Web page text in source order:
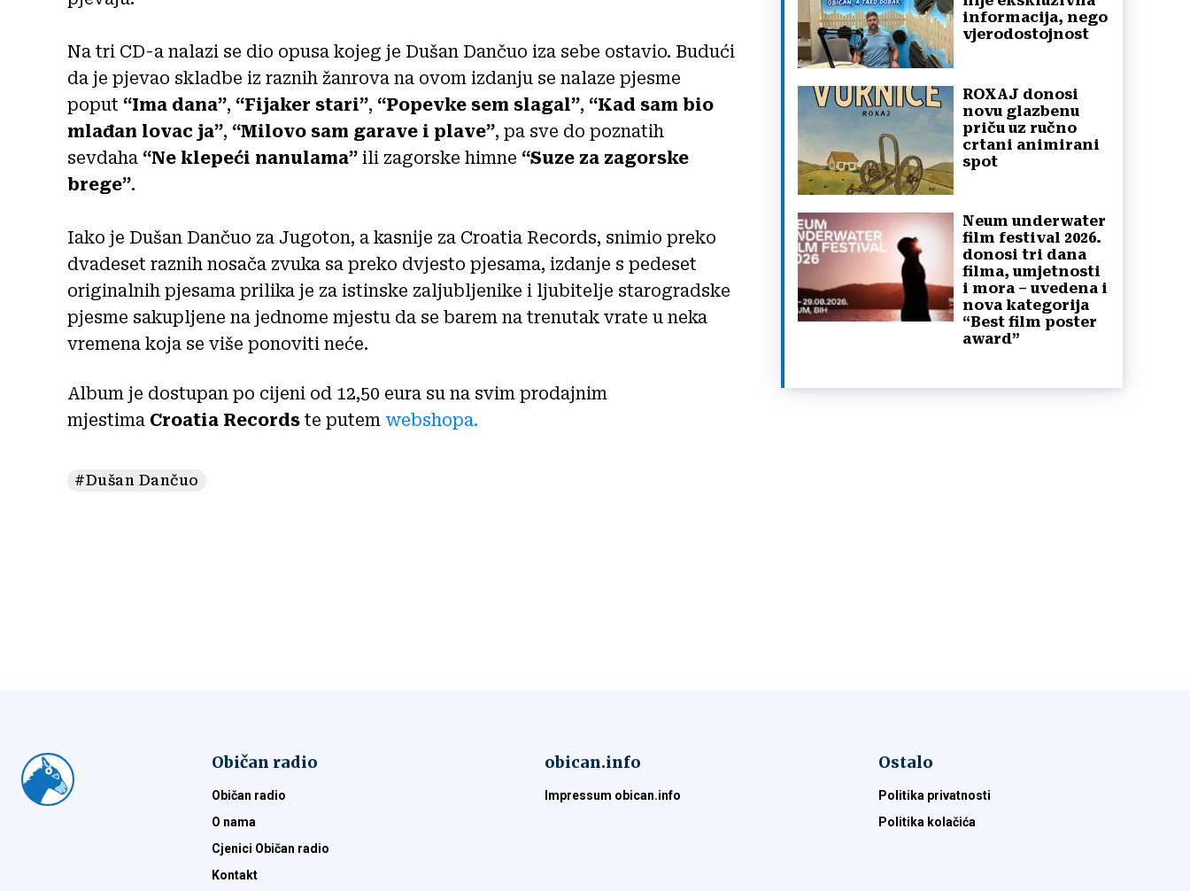
Na tri CD-a nalazi se dio opusa kojeg je Dušan Dančuo iza sebe ostavio. Budući
da je pjevao skladbe iz raznih žanrova na ovom izdanju se nalaze pjesme
poput “Ima dana”, “Fijaker stari”, “Popevke sem slagal”, “Kad sam bio
mlađan lovac ja”, “Milovo sam garave i plave”, pa sve do poznatih
sevdaha “Ne klepeći nanulama” ili zagorske himne “Suze za zagorske
brege”.
Iako je Dušan Dančuo za Jugoton, a kasnije za Croatia Records, snimio preko
dvadeset raznih nosača zvuka sa preko dvjesto pjesama, izdanje s pedeset
originalnih pjesama prilika je za istinske zaljubljenike i ljubitelje starogradske
pjesme sakupljene na jednome mjestu da se barem na trenutak vrate u neka
vremena koja se više ponoviti neće.
Album je dostupan po cijeni od 12,50 eura su na svim prodajnim
mjestima Croatia Records te putem webshopa.
#Dušan Dančuo
informacija, nego
vjerodostojnost
ROXAJ donosi
novu glazbenu
priču uz ručno
crtani animirani
spot
Neum underwater
film festival 2026.
donosi tri dana
filma, umjetnosti
i mora – uvedena i
nova kategorija
“Best film poster
award”
Običan radio
Običan radio
O nama
Cjenici Običan radio
Kontakt
obican.info
Impressum obican.info
Ostalo
Politika privatnosti
Politika kolačića